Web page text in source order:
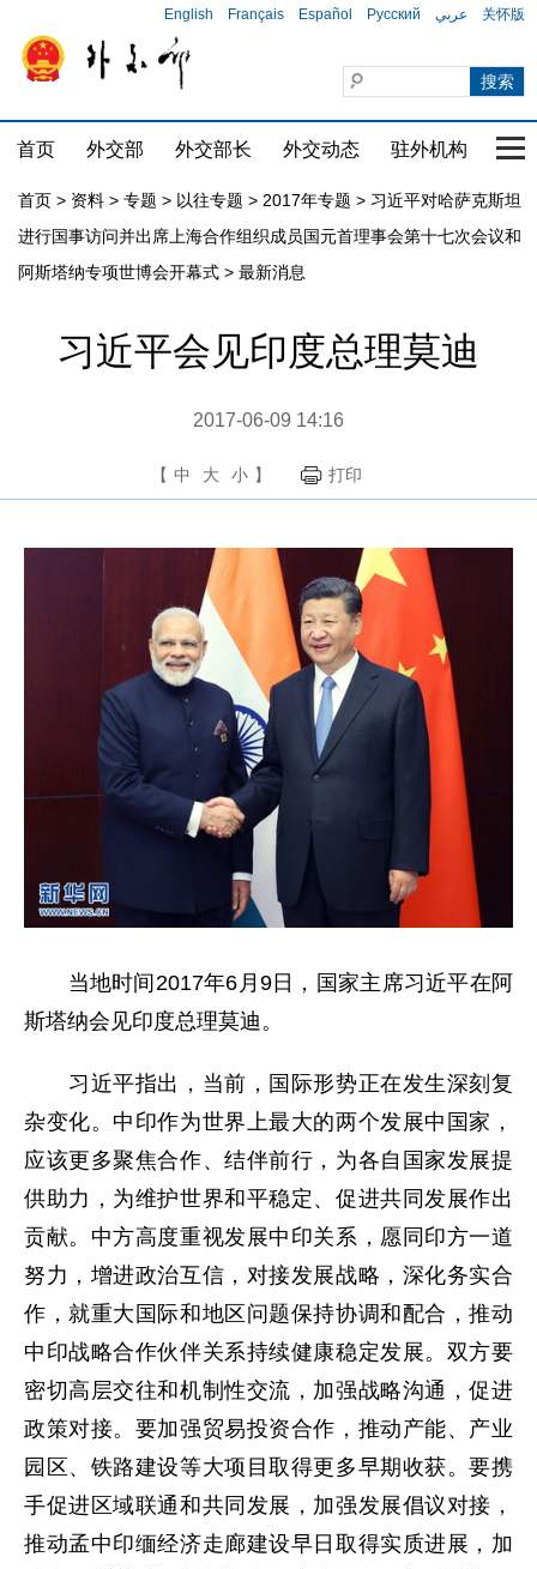
English Français Español Русский عربي 关怀版
首页 外交部 外交部长 外交动态 驻外机构 国
首页 > 资料 > 专题 > 以往专题 > 2017年专题 > 习近平对哈萨克斯坦
进行国事访问并出席上海合作组织成员国元首理事会第十七次会议和
阿斯塔纳专项世博会开幕式 > 最新消息
习近平会见印度总理莫迪
2017-06-09 14:16
【 中 大 小 】 打印
当地时间2017年6月9日，国家主席习近平在阿
斯塔纳会见印度总理莫迪。
习近平指出，当前，国际形势正在发生深刻复
杂变化。中印作为世界上最大的两个发展中国家，
应该更多聚焦合作、结伴前行，为各自国家发展提
供助力，为维护世界和平稳定、促进共同发展作出
贡献。中方高度重视发展中印关系，愿同印方一道
努力，增进政治互信，对接发展战略，深化务实合
作，就重大国际和地区问题保持协调和配合，推动
中印战略合作伙伴关系持续健康稳定发展。双方要
密切高层交往和机制性交流，加强战略沟通，促进
政策对接。要加强贸易投资合作，推动产能、产业
园区、铁路建设等大项目取得更多早期收获。要携
手促进区域联通和共同发展，加强发展倡议对接，
推动孟中印缅经济走廊建设早日取得实质进展，加